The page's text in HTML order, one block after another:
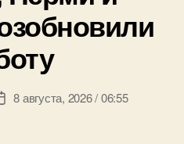
8 августа, 2026 / 06:55